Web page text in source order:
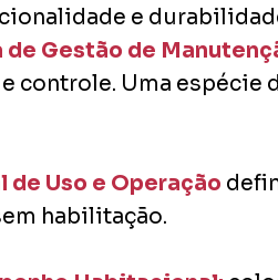
e
de Gestão de
controle. Uma espécie
de Uso e Operação
habilitação.